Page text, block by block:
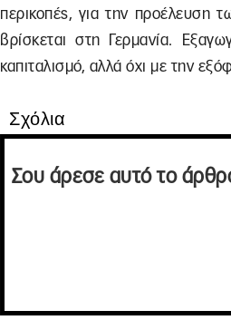
περικοπές, για την προέλευση
βρίσκεται στη Γερμανία.
καπιταλισμό, αλλά όχι με την
Σχόλια
Σου άρεσε αυτό το